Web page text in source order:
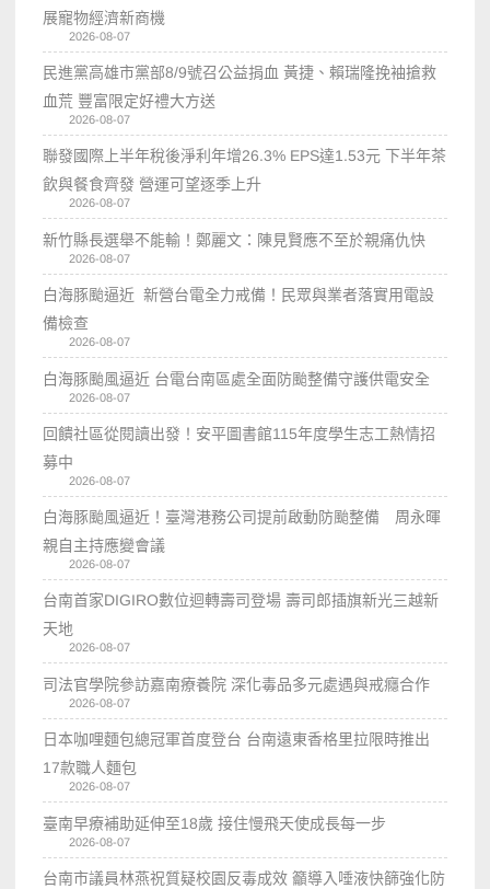
展寵物經濟新商機
2026-08-07
民進黨高雄市黨部8/9號召公益捐血 黃捷、賴瑞隆挽袖搶救
血荒 豐富限定好禮大方送
2026-08-07
聯發國際上半年稅後淨利年增26.3% EPS達1.53元 下半年茶
飲與餐食齊發 營運可望逐季上升
2026-08-07
新竹縣長選舉不能輸！鄭麗文：陳見賢應不至於親痛仇快
2026-08-07
白海豚颱逼近 新營台電全力戒備！民眾與業者落實用電設
備檢查
2026-08-07
白海豚颱風逼近 台電台南區處全面防颱整備守護供電安全
2026-08-07
回饋社區從閱讀出發！安平圖書館115年度學生志工熱情招
募中
2026-08-07
白海豚颱風逼近！臺灣港務公司提前啟動防颱整備 周永暉
親自主持應變會議
2026-08-07
台南首家DIGIRO數位迴轉壽司登場 壽司郎插旗新光三越新
天地
2026-08-07
司法官學院參訪嘉南療養院 深化毒品多元處遇與戒癮合作
2026-08-07
日本咖哩麵包總冠軍首度登台 台南遠東香格里拉限時推出
17款職人麵包
2026-08-07
臺南早療補助延伸至18歲 接住慢飛天使成長每一步
2026-08-07
台南市議員林燕祝質疑校園反毒成效 籲導入唾液快篩強化防